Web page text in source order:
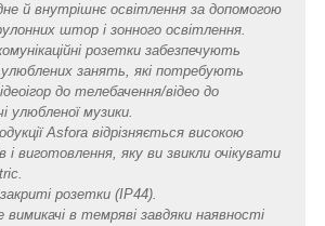
й внутрішнє освітлення за допомогою
штор і зонного освітлення.
розетки забезпечують
занять, які потребують
до телебачення/відео до
улюбленої музики.
Asfora відрізняється високою
і виготовлення, яку ви звикли очікувати
розетки (IP44).
вимикачі в темряві завдяки наявності